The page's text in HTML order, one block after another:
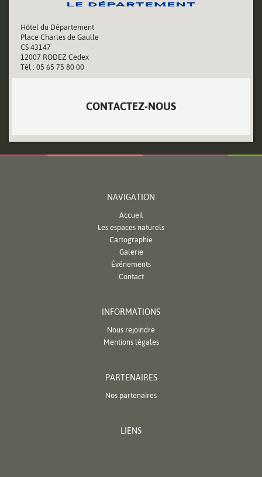
Hôtel du Département
Place Charles de Gaulle
CS 43147
12007 RODEZ Cedex
Tél : 05 65 75 80 00
CONTACTEZ-NOUS
NAVIGATION
Accueil
Les espaces naturels
Cartographie
Galerie
Événements
Contact
INFORMATIONS
Nous rejoindre
Mentions légales
PARTENAIRES
Nos partenaires
LIENS